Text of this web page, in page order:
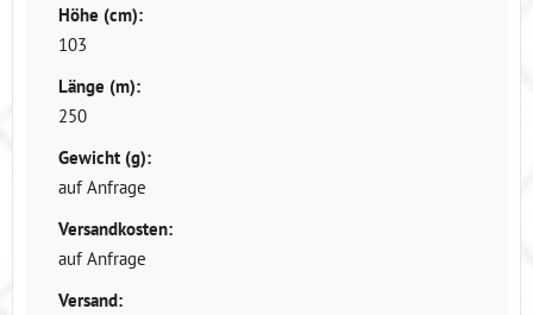
Höhe (cm):
103
Länge (m):
250
Gewicht (g):
auf Anfrage
Versandkosten:
auf Anfrage
Versand: